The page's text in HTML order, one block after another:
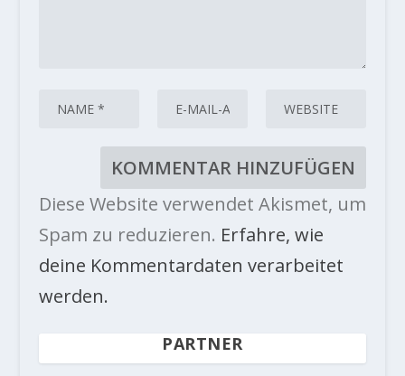
Diese Website verwendet Akismet, um
Spam zu reduzieren. Erfahre, wie
deine Kommentardaten verarbeitet
werden.
PARTNER